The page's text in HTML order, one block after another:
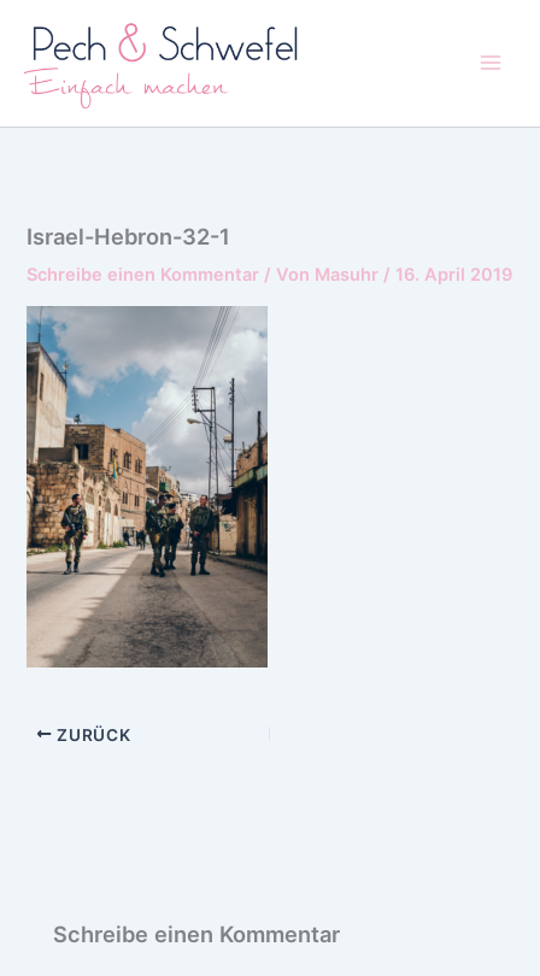
Inhalt
springen
Israel-Hebron-32-1
Schreibe einen Kommentar / Von Masuhr / 16. April 2019
ZURÜCK
Schreibe einen Kommentar